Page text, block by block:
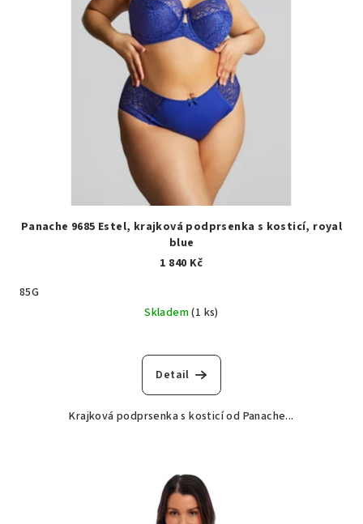
Panache 9685 Estel, krajková podprsenka s kosticí, royal
blue
1 840 Kč
85G
Skladem(1 ks)
Detail
Krajková podprsenka s kosticí od Panache...